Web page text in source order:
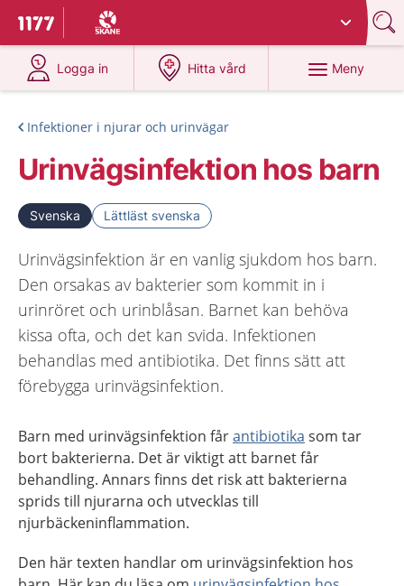
Till startsidan för 1177
Du har valt region
Logga in
på 1177.se
Hitta vård
på 1177.se
Meny
Infektioner i njurar och urinvägar
Urinvägsinfektion hos barn
Svenska Lättläst svenska
Urinvägsinfektion är en vanlig sjukdom hos barn.
Den orsakas av bakterier som kommit in i
urinröret och urinblåsan. Barnet kan behöva
kissa ofta, och det kan svida. Infektionen
behandlas med antibiotika. Det finns sätt att
förebygga urinvägsinfektion.
Barn med urinvägsinfektion fårantibiotika som tar
bort bakterierna. Det är viktigt att barnet får
behandling. Annars finns det risk att bakterierna
sprids till njurarna och utvecklas till
njurbäckeninflammation.
Den här texten handlar om urinvägsinfektion hos